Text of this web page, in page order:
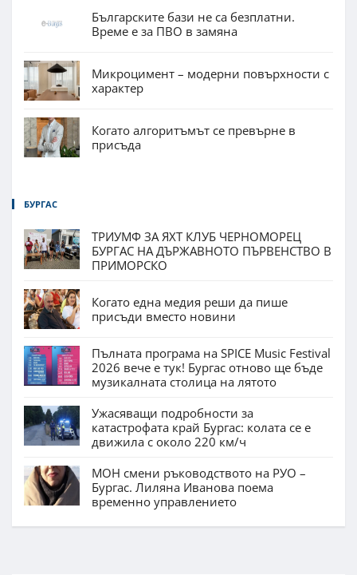
Българските бази не са безплатни.
Време е за ПВО в замяна
Микроцимент – модерни повърхности с
характер
Когато алгоритъмът се превърне в
присъда
БУРГАС
ТРИУМФ ЗА ЯХТ КЛУБ ЧЕРНОМОРЕЦ
БУРГАС НА ДЪРЖАВНОТО ПЪРВЕНСТВО В
ПРИМОРСКО
Когато една медия реши да пише
присъди вместо новини
Пълната програма на SPICE Music Festival
2026 вече е тук! Бургас отново ще бъде
музикалната столица на лятото
Ужасяващи подробности за
катастрофата край Бургас: колата се е
движила с около 220 км/ч
МОН смени ръководството на РУО –
Бургас. Лиляна Иванова поема
временно управлението